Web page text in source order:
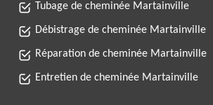
Tubage de cheminée Martainville
Débistrage de cheminée Martainville
Réparation de cheminée Martainville
Entretien de cheminée Martainville